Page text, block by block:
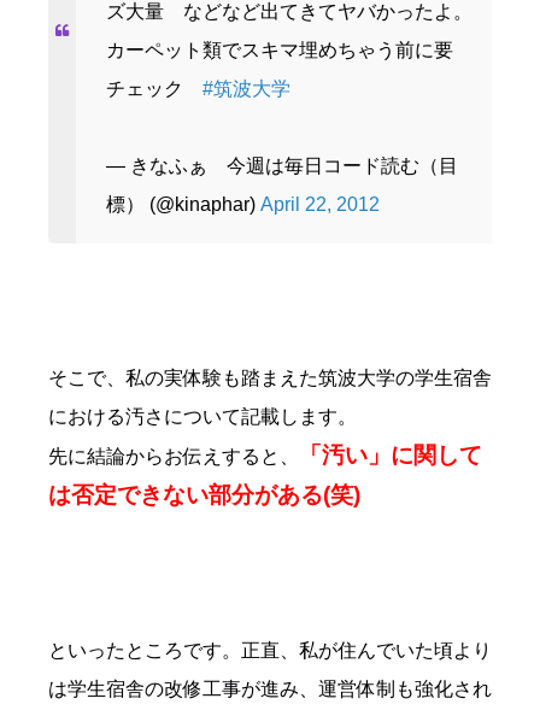
ズ大量 などなど出てきてヤバかったよ。
カーペット類でスキマ埋めちゃう前に要
チェック #筑波大学
— きなふぁ 今週は毎日コード読む（目
標） (@kinaphar) April 22, 2012
そこで、私の実体験も踏まえた筑波大学の学生宿舎
における汚さについて記載します。
先に結論からお伝えすると、
「汚い」に関して
は否定できない部分がある(笑)
といったところです。正直、私が住んでいた頃より
は学生宿舎の改修工事が進み、運営体制も強化され